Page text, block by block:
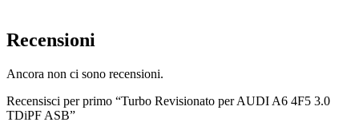
Recensioni
Ancora non ci sono recensioni.
Recensisci per primo “Turbo Revisionato per AUDI A6 4F5 3.0
TDiPF ASB”